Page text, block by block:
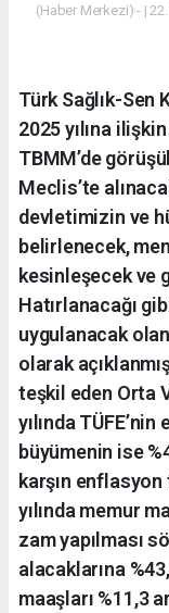
(Haber Merkezi) - |
Türk Sağlık-Sen
2025 yılına
TBMM’de
Meclis’te
devletimizin ve
belirlenecek,
kesinleşecek ve
Hatırlanacağı
uygulanacak
olarak
teşkil eden Orta
yılında
büyümenin ise
karşın
yılında memur
zam yapılması
alacaklarına
maaşları %11,3